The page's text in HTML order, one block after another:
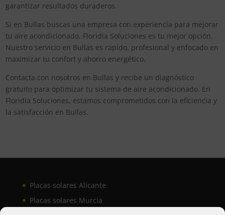
garantizar resultados duraderos.
Si en Bullas buscas una empresa con experiencia para mejorar
tu aire acondicionado, Floridia Soluciones es tu mejor opción.
Nuestro servicio en Bullas es rápido, profesional y enfocado en
maximizar tu confort y ahorro energético.
Contacta con nosotros en Bullas y recibe un diagnóstico
gratuito para optimizar tu sistema de aire acondicionado. En
Floridia Soluciones, estamos comprometidos con la eficiencia y
la satisfacción en Bullas.
Placas solares Alicante
Placas solares Murcia